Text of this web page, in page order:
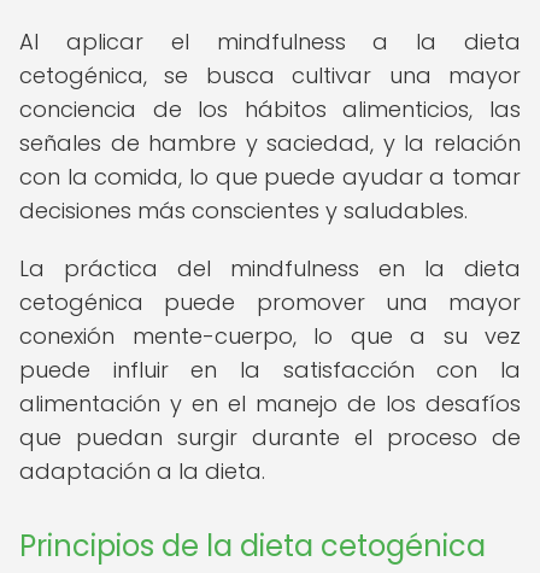
Al aplicar el mindfulness a la dieta
cetogénica, se busca cultivar una mayor
conciencia de los hábitos alimenticios, las
señales de hambre y saciedad, y la relación
con la comida, lo que puede ayudar a tomar
decisiones más conscientes y saludables.
La práctica del mindfulness en la dieta
cetogénica puede promover una mayor
conexión mente-cuerpo, lo que a su vez
puede influir en la satisfacción con la
alimentación y en el manejo de los desafíos
que puedan surgir durante el proceso de
adaptación a la dieta.
Principios de la dieta cetogénica